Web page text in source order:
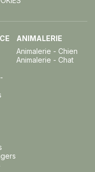
ANIMALERIE
Animalerie - Chien
Animalerie - Chat